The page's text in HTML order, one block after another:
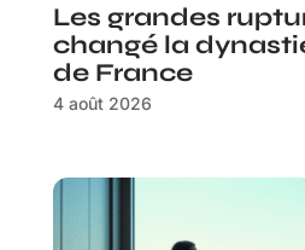
Les grandes
changé la
de France
4 août 2026